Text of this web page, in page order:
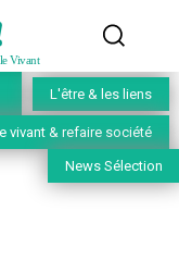
Vivant
L'être & les liens
vivant & refaire société
News Sélection